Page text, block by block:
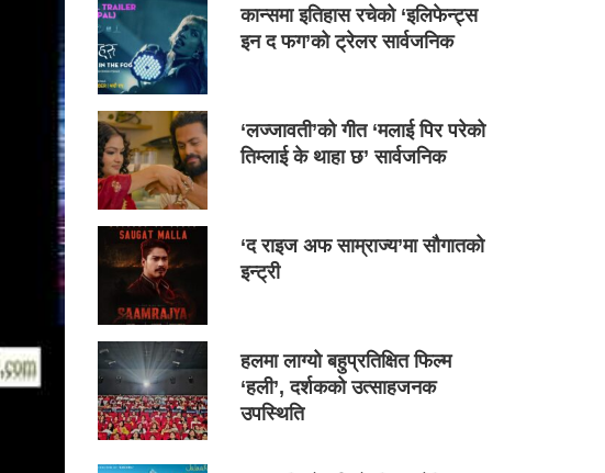
कान्समा इतिहास रचेको ‘इलिफेन्ट्स
इन द फग’को ट्रेलर सार्वजनिक
‘लज्जावती’को गीत ‘मलाई पिर परेको
तिम्लाई के थाहा छ’ सार्वजनिक
‘द राइज अफ साम्राज्य’मा सौगातको
इन्ट्री
हलमा लाग्यो बहुप्रतिक्षित फिल्म
‘हली’, दर्शकको उत्साहजनक
उपस्थिति